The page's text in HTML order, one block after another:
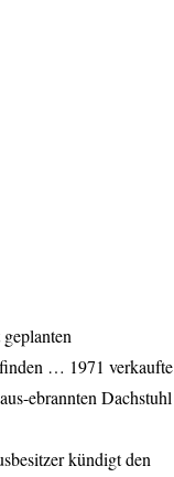
… 1971 verkaufte
ebrannten Dachstuhl
kündigt den